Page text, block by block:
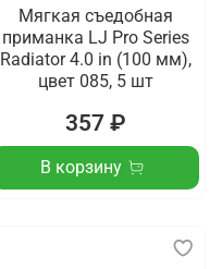
Мягкая съедобная
приманка LJ Pro Series
Radiator 4.0 in (100 мм),
цвет 085, 5 шт
357 ₽
В корзину